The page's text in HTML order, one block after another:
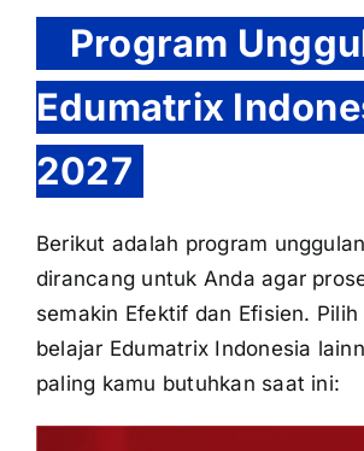
Program
Edumatrix
2027
Berikut adalah program
dirancang untuk Anda agar
semakin Efektif dan Efisien. Pilih
belajar Edumatrix Indonesia
paling kamu butuhkan saat ini: